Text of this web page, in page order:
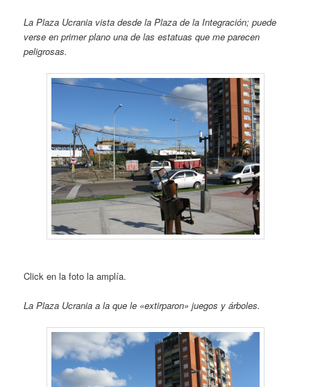
La Plaza Ucrania vista desde la Plaza de la Integración; puede
verse en primer plano una de las estatuas que me parecen
peligrosas.
Click en la foto la amplía.
La Plaza Ucrania a la que le «extirparon» juegos y árboles.